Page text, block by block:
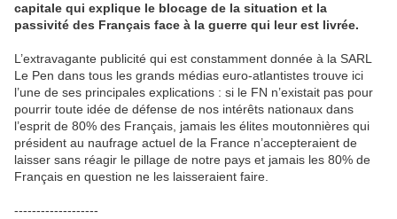
capitale qui explique le blocage de la situation et la
passivité des Français face à la guerre qui leur est livrée.
L’extravagante publicité qui est constamment donnée à la SARL
Le Pen dans tous les grands médias euro-atlantistes trouve ici
l’une de ses principales explications : si le FN n’existait pas pour
pourrir toute idée de défense de nos intérêts nationaux dans
l’esprit de 80% des Français, jamais les élites moutonnières qui
président au naufrage actuel de la France n’accepteraient de
laisser sans réagir le pillage de notre pays et jamais les 80% de
Français en question ne les laisseraient faire.
-------------------